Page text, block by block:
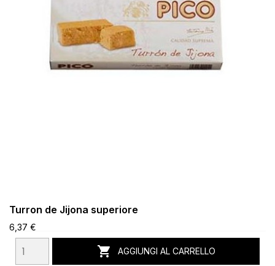
Turron de Jijona superiore
6,37 €
 AGGIUNGI AL CARRELLO